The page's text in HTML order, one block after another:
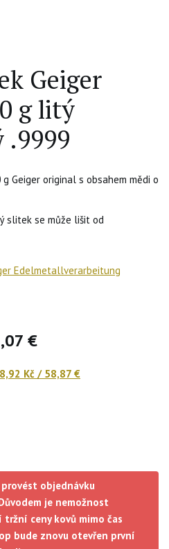
Geiger
g litý
Geiger original s obsahem mědi o
slitek se může lišit od
Edelmetallverarbeitung
€
Kč / 58,87 €
objednávku
je nemožnost
ceny kovů mimo čas
bude znovu otevřen první